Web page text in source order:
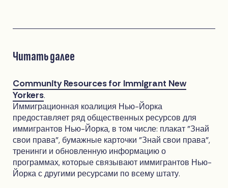
Читать далее
Community Resources for Immigrant New
Yorkers.
Иммиграционная коалиция Нью-Йорка
предоставляет ряд общественных ресурсов для
иммигрантов Нью-Йорка, в том числе: плакат "Знай
свои права", бумажные карточки "Знай свои права",
тренинги и обновленную информацию о
программах, которые связывают иммигрантов Нью-
Йорка с другими ресурсами по всему штату.